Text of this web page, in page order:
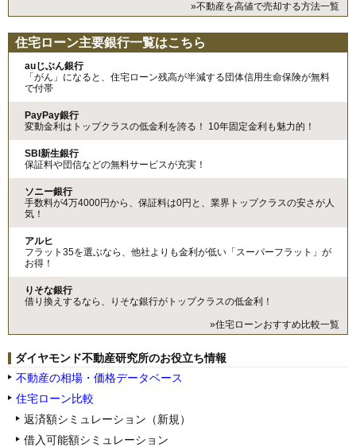
»不動産を高値で売却する方法一覧
住宅ローン主要銀行一覧はこちら
auじぶん銀行
「がん」になると、住宅ローン残高が半減する団体信用生命保険が無料
で付帯
PayPay銀行
変動金利はトップクラスの低金利を誇る！ 10年固定金利も魅力的！
SBI新生銀行
保証料や団信などの無料サービスが充実！
ソニー銀行
手数料が4万4000円から、保証料は0円と、業界トップクラスの安さが人
気！
アルヒ
フラット35を選ぶなら、他社よりも金利が低い「スーパーフラット」が
お得！
りそな銀行
借り換えするなら、りそな銀行がトップクラスの低金利！
»住宅ローンおすすめ比較一覧
ダイヤモンド不動産研究所のお役立ち情報
不動産の相場・価格データベース
住宅ローン比較
返済額シミュレーション（新規）
借入可能額シミュレーション